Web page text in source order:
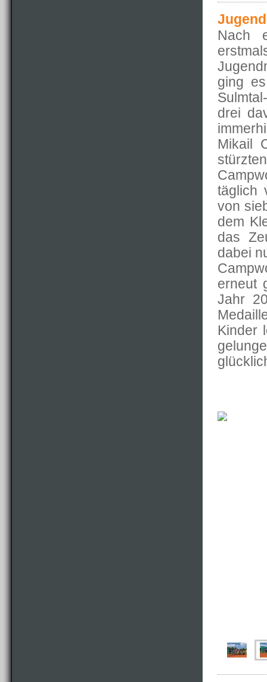
Nach
ging
drei
Mikail
täglich
von
dem
das
dabei
erneut
Jahr
Kinder